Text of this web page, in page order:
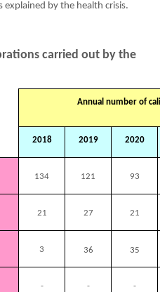
explained by the health crisis.
carried out by the
Annual number of
2018 2019 2020
134 121 93
21 27 21
3 36 35
- - -